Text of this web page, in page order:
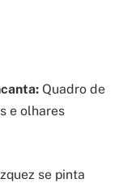
Quadro de
e olhares
se pinta